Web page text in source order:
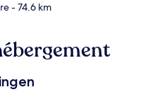
- 74.6 km